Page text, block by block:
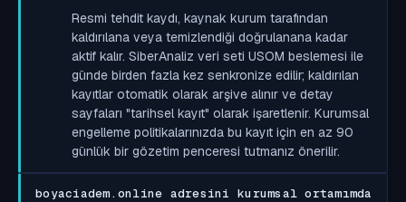
Resmi tehdit kaydı, kaynak kurum tarafından
kaldırılana veya temizlendiği doğrulanana kadar
aktif kalır. SiberAnaliz veri seti USOM beslemesi ile
günde birden fazla kez senkronize edilir; kaldırılan
kayıtlar otomatik olarak arşive alınır ve detay
sayfaları "tarihsel kayıt" olarak işaretlenir. Kurumsal
engelleme politikalarınızda bu kayıt için en az 90
günlük bir gözetim penceresi tutmanız önerilir.
boyaciadem.online adresini kurumsal ortamımda